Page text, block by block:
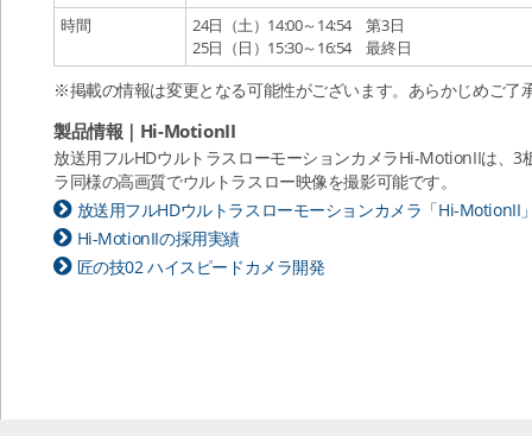
時間
24日（土）14:00～14:54 第3日
25日（日）15:30～16:54 最終日
※掲載の情報は変更となる可能性がございます。あらかじめご了
製品情報｜Hi-MotionII
放送用フルHDウルトラスローモーションカメラHi-MotionIIは、
ラ同様の高画質でウルトラスロー映像を撮影可能です。
放送用フルHDウルトラスローモーションカメラ「Hi-MotionII
Hi-MotionIIの採用実績
匠の技02 ハイスピードカメラ開発